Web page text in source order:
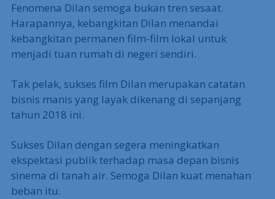
Fenomena Dilan semoga bukan tren sesaat.
Harapannya, kebangkitan Dilan menandai
kebangkitan permanen film-film lokal untuk
menjadi tuan rumah di negeri sendiri.
Tak pelak, sukses film Dilan merupakan catatan
bisnis manis yang layak dikenang di sepanjang
tahun 2018 ini.
Sukses Dilan dengan segera meningkatkan
ekspektasi publik terhadap masa depan bisnis
sinema di tanah air. Semoga Dilan kuat menahan
beban itu.